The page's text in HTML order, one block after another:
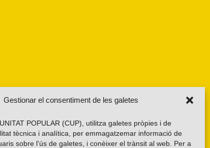
Gestionar el consentiment de les galetes
POPULAR (CUP), utilitza galetes pròpies i de
tècnica i analítica, per emmagatzemar informació de
sobre l'ús de galetes, i conèixer el trànsit al web. Per a